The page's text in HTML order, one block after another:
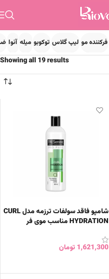
فرکننده مو لیپ گلاس توکوبو میله آنوا
Showing all 19 results
شامپو فاقد سولفات ترزمه مدل CURL
HYDRATION مناسب موی فر
1,621,300 تومان